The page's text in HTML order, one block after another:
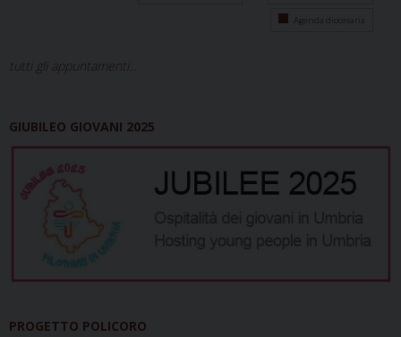
Agenda diocesana
tutti gli appuntamenti...
GIUBILEO GIOVANI 2025
PROGETTO POLICORO